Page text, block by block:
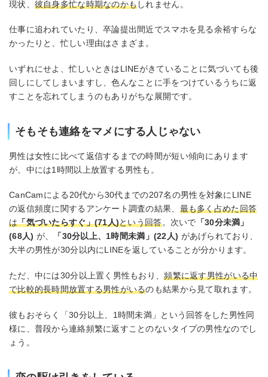
現状、 彼自身多忙な時期なのかもしれません。
仕事に追われていたり、卒論提出間近でスマホを見る余裕すらな
かったりと、忙しい理由はさまざま。
いずれにせよ、忙しいときはLINEがきていることに気づいても後
回しにしてしまいますし、色んなことに手をつけているうちに返
すことを忘れてしまうのもありがちな展開です。
そもそも連絡をマメにする人じゃない
男性は女性に比べて返信するまでの時間が短い傾向にあります
が、中には1時間以上放置する男性も。
CanCamによる20代から30代までの207名の男性を対象にLINE
の返信頻度に関するアンケート調査の結果、 最も多く占めた回答
は「気づいたらすぐ」(71人)という回答。次いで 「30分未満」
(68人) が、 「30分以上、1時間未満」(22人) があげられており、
大半の男性が30分以内にLINEを返していることが分かります。
ただ、中には30分以上置く男性もおり、頻繁に返す男性がいる中
で比較的長時間放置する男性がいるのも結果から見て取れます。
彼もおそらく「30分以上、1時間未満」という回答をした男性同
様に、普段から連絡頻繁に返すことのないタイプの男性なのでし
ょう。